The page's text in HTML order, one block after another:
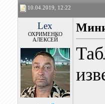
10.04.2019, 12:22
Lex
ОХРИМЕНКО
АЛЕКСЕЙ